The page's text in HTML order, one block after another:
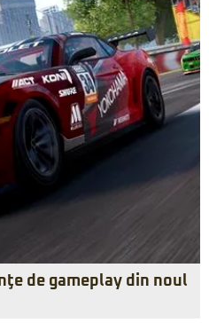
de gameplay din noul